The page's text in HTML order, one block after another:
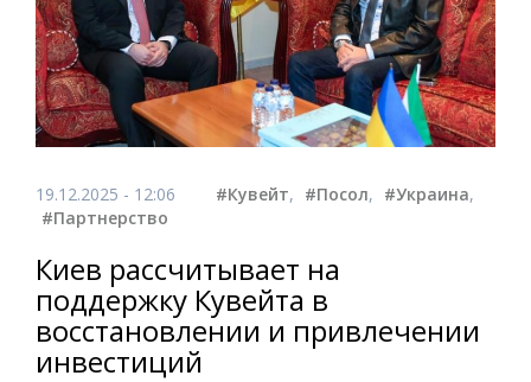
19.12.2025 - 12:06 #Кувейт, #Посол, #Украина,
#Партнерство
Киев рассчитывает на
поддержку Кувейта в
восстановлении и привлечении
инвестиций